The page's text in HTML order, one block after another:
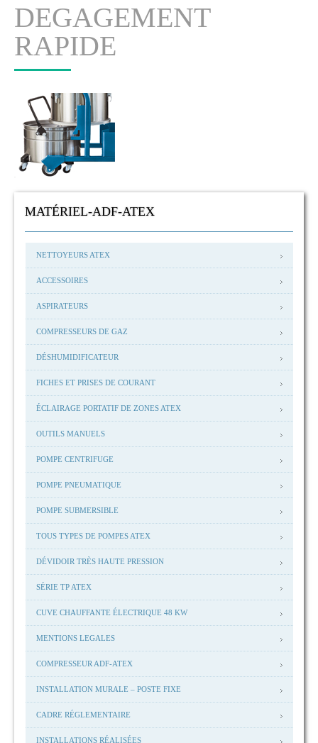
DEGAGEMENT
RAPIDE
MATÉRIEL-ADF-ATEX
NETTOYEURS ATEX
ACCESSOIRES
ASPIRATEURS
COMPRESSEURS DE GAZ
DÉSHUMIDIFICATEUR
FICHES ET PRISES DE COURANT
ÉCLAIRAGE PORTATIF DE ZONES ATEX
OUTILS MANUELS
POMPE CENTRIFUGE
POMPE PNEUMATIQUE
POMPE SUBMERSIBLE
TOUS TYPES DE POMPES ATEX
DÉVIDOIR TRÈS HAUTE PRESSION
SÉRIE TP ATEX
CUVE CHAUFFANTE ÉLECTRIQUE 48 KW
MENTIONS LEGALES
COMPRESSEUR ADF-ATEX
INSTALLATION MURALE – POSTE FIXE
CADRE RÉGLEMENTAIRE
INSTALLATIONS RÉALISÉES